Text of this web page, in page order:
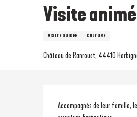
Visite
VISITE GUIDÉE CULTURE
Château de Ranrouët, 44410
Accompagnés de leur famille,